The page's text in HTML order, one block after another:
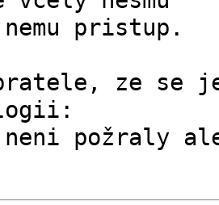
pristup.
ze se
požraly